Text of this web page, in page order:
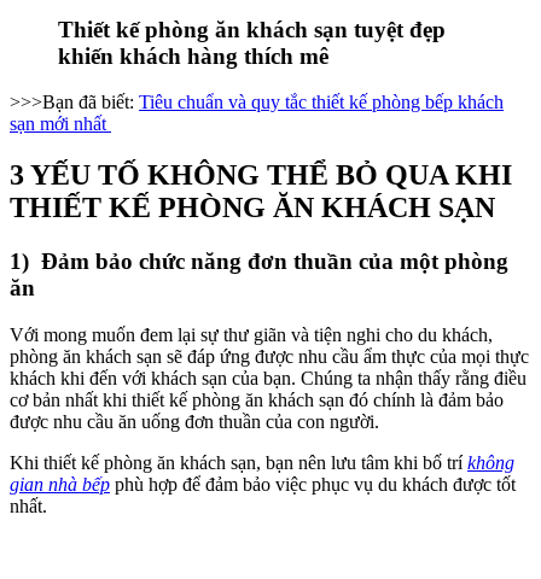
Thiết kế phòng ăn khách sạn tuyệt đẹp
khiến khách hàng thích mê
>>>Bạn đã biết: Tiêu chuẩn và quy tắc thiết kế phòng bếp khách
sạn mới nhất
3 YẾU TỐ KHÔNG THỂ BỎ QUA KHI
THIẾT KẾ PHÒNG ĂN KHÁCH SẠN
1) Đảm bảo chức năng đơn thuần của một phòng
ăn
Với mong muốn đem lại sự thư giãn và tiện nghi cho du khách,
phòng ăn khách sạn sẽ đáp ứng được nhu cầu ẩm thực của mọi thực
khách khi đến với khách sạn của bạn. Chúng ta nhận thấy rằng điều
cơ bản nhất khi thiết kế phòng ăn khách sạn đó chính là đảm bảo
được nhu cầu ăn uống đơn thuần của con người.
Khi thiết kế phòng ăn khách sạn, bạn nên lưu tâm khi bố trí không
gian nhà bếp phù hợp để đảm bảo việc phục vụ du khách được tốt
nhất.